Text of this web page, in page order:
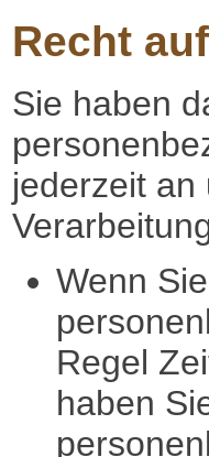
Recht
Sie haben
jederzeit an
Wenn
Regel
haben